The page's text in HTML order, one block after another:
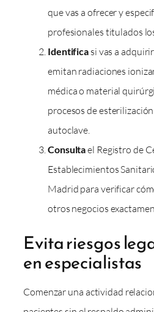
que vas a ofrecer y
profesionales titulados
Identifica si vas a
emitan radiaciones
médica o material
procesos de
autoclave.
Consultael Registro de
Establecimientos
Madrid para verificar
otros negocios
Evita riesgos
en especialistas
Comenzar una actividad